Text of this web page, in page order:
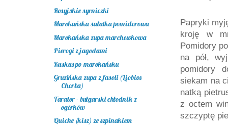
Papryki
kroję w
Pomidory
na pół,
pomidory
siekam na
natką
z octem
szczyptę
Rosyjskie syrniczki
Marokańska sałatka pomidorowa
Marokańska zupa marchewkowa
Pierogi z jagodami
Kuskus po marokańsku
Gruzińska zupa z fasoli (Liobios
Chorba)
Tarator - bułgarski chłodnik z
ogórków
Quiche (kisz) ze szpinakiem